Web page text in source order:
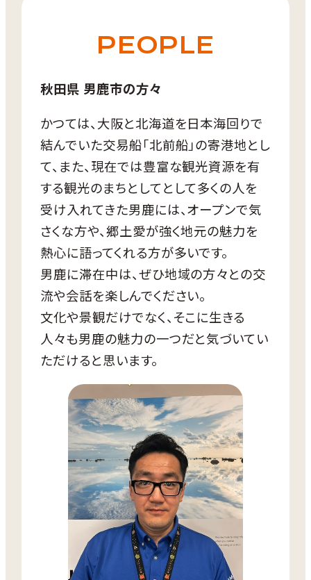
10月滞在分：9月1日～ 9月10日
11月滞在分：10月1日～10月10日
1月滞在分：12月1日～12月10日
在を選択された場合は、
ナマハゲ行事を体験することができます（移住
体験住宅へナマハゲがやってきます）。
2月滞在分：1月4日～ 1月10日
【受け入れ期間】2026年9月4日～2027年2
月28日
【募集方法】随時募集
【参加上限回数】2回
【プラン行程例】
■1日目
昼過ぎ 男鹿市到着
体験住宅の現地説明及び市職員との面談（滞
在中のアドバイス）
■2日目
なまはげ館・男鹿真山伝承館・里暮らし体験
塾で文化体験or釣りやトレッキングなどのア
クティビティ体験
※天気の良い日は、寒風山や入道崎で夕陽を
見て帰宅するのもオススメです。
■3日目
午前 体験住宅周辺を散歩
午後 体験住宅退去立ち合い後男鹿市を出発
【その他】
あたり）
5月～10月：1,000円/日
たりの金額）
※例えば5月～10月の場合、2泊3
日の使用で3,000円となります。
※移住体験住宅に寝具（布団類）
はありません。ご自身での持ち込み
か、市が案内する事業者へレンタル
の依頼（一人当たり2,750円～）が
必要です。
■保育体験料
お子さま1人あたり1,110円/日（傷害
保険料、給食・おやつ代含む）
宿泊
男鹿市移住体験住宅（男鹿駅から
徒歩10分）
お客様ご自身で手配
※2泊3日以上
※プランへの参加決定後、市の担
当職員から日程の確認・調整や事
務手続きの案内について連絡しま
す。
PEOPLE
秋田県 男鹿市の方々
かつては、大阪と北海道を日本海回りで
結んでいた交易船「北前船」の寄港地とし
て、また、現在では豊富な観光資源を有
する観光のまちとしてとして多くの人を
受け入れてきた男鹿には、オープンで気
さくな方や、郷土愛が強く地元の魅力を
熱心に語ってくれる方が多いです。
男鹿に滞在中は、ぜひ地域の方々との交
流や会話を楽しんでください。
文化や景観だけでなく、そこに生きる
人々も男鹿の魅力の一つだと気づいてい
ただけると思います。